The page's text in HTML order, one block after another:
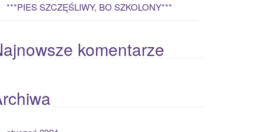
***PIES SZCZĘŚLIWY, BO SZKOLONY***
komentarze